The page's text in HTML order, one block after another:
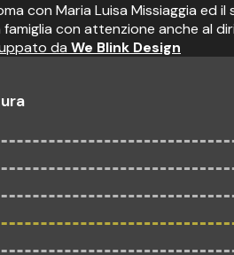
con Maria Luisa Missiaggia ed
con attenzione anche al
da We Blink Design